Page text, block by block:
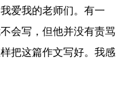
我的老师们。有一
会写，但他并没有责骂
把这篇作文写好。我感